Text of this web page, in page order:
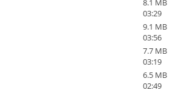
8.1 MB
03:29
9.1 MB
03:56
7.7 MB
03:19
6.5 MB
02:49